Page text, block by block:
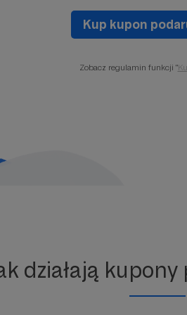
Kup kupon
Zobacz regulamin funkcji "
działają